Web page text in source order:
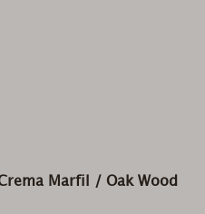
Marfil / Oak Wood